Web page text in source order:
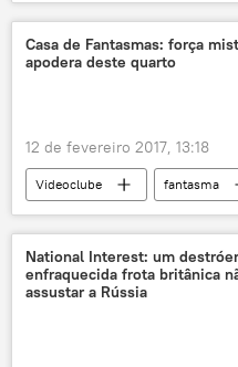
ataque hacker hackers
Casa de Fantasmas: força
apodera deste quarto
12 de fevereiro 2017, 13:18
Videoclube fantasma
enigma
navio
National Interest: um
enfraquecida frota britânica
assustar a Rússia